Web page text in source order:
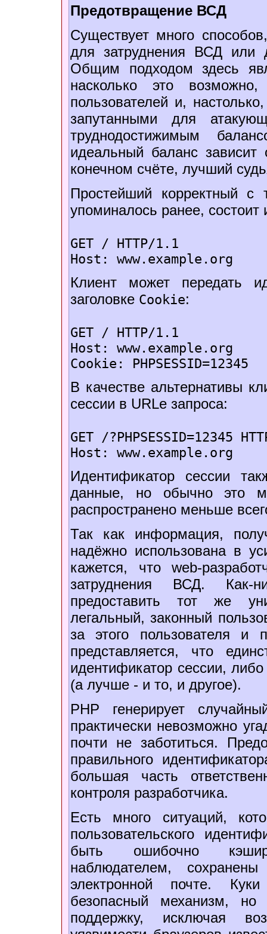
Предотвращение ВСД
Существует много
для затруднения ВСД или
Общим подходом здесь
насколько это
пользователей и,
запутанными для
труднодостижимым
идеальный баланс
конечном счёте, лучший
Простейший корректный с
упоминалось ранее, состоит
GET / HTTP/1.1
Host: www.example.org
Клиент может передать
заголовке Cookie:
GET / HTTP/1.1
Host: www.example.org
Cookie: PHPSESSID=12345
В качестве альтернативы
сессии в URLе запроса:
GET /?PHPSESSID=12345
Host: www.example.org
Идентификатор сессии
данные, но обычно это
распространено меньше
Так как информация,
надёжно использована в
кажется, что web-
затруднения ВСД. Как-
предоставить тот же
легальный, законный
за этого пользователя и
представляется, что
идентификатор сессии,
(а лучше - и то, и другое).
PHP генерирует
практически невозможно
почти не заботиться.
правильного
большая часть
контроля разработчика.
Есть много ситуаций,
пользовательского
быть ошибочно
наблюдателем,
электронной почте.
безопасный механизм, но
поддержку, исключая